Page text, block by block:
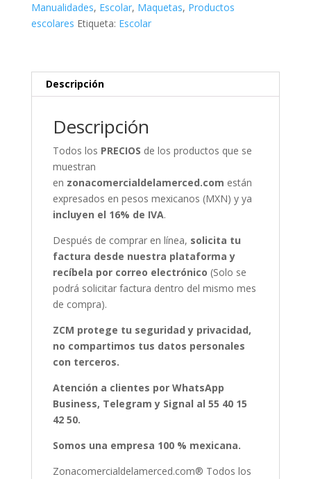
Manualidades, Escolar, Maquetas, Productos
escolares Etiqueta: Escolar
Descripción
Descripción
Todos los PRECIOS de los productos que se
muestran
en zonacomercialdelamerced.com están
expresados en pesos mexicanos (MXN) y ya
incluyen el 16% de IVA.
Después de comprar en línea, solicita tu
factura desde nuestra plataforma y
recíbela por correo electrónico (Solo se
podrá solicitar factura dentro del mismo mes
de compra).
ZCM protege tu seguridad y privacidad,
no compartimos tus datos personales
con terceros.
Atención a clientes por WhatsApp
Business, Telegram y Signal al 55 40 15
42 50.
Somos una empresa 100 % mexicana.
Zonacomercialdelamerced.com® Todos los